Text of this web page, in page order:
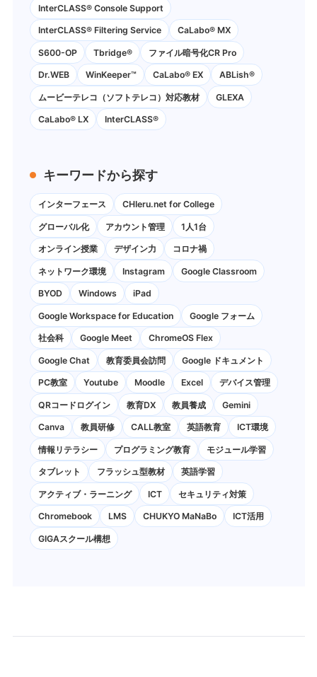
InterCLASS®︎ Console Support
InterCLASS®︎ Filtering Service CaLabo® MX
S600-OP Tbridge® ファイル暗号化CR Pro
Dr.WEB WinKeeper™ CaLabo® EX ABLish®
ムービーテレコ（ソフトテレコ）対応教材 GLEXA
CaLabo® LX InterCLASS®
キーワードから探す
インターフェース CHIeru.net for College
グローバル化 アカウント管理 1人1台
オンライン授業 デザイン力 コロナ禍
ネットワーク環境 Instagram Google Classroom
BYOD Windows iPad
Google Workspace for Education Google フォーム
社会科 Google Meet ChromeOS Flex
Google Chat 教育委員会訪問 Google ドキュメント
PC教室 Youtube Moodle Excel デバイス管理
QRコードログイン 教育DX 教員養成 Gemini
Canva 教員研修 CALL教室 英語教育 ICT環境
情報リテラシー プログラミング教育 モジュール学習
タブレット フラッシュ型教材 英語学習
アクティブ・ラーニング ICT セキュリティ対策
Chromebook LMS CHUKYO MaNaBo ICT活用
GIGAスクール構想